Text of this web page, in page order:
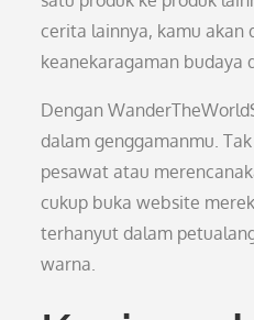
cerita lainnya, kamu akan
keanekaragaman budaya
Dengan
dalam genggamanmu.
pesawat atau
cukup buka website
terhanyut dalam
warna.